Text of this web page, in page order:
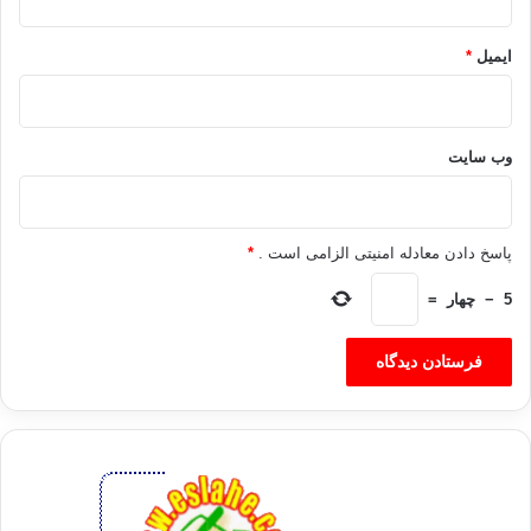
گیرید.
برخی تکنیک های مبتنی بر ایدۀ خط زمانی یافت می شوند که به اعتبار
آن ها توانایی می یابید. ساختمان عصب شناختی خاطرات گذشته تان را
این خاطرات را برای دست یابی به نتایج مطلوب خود در زمان حال،
دستکاری کنید. می توانید از روی اختیار آن ها را تغییر دهید( درست
همین طور که در روز هفتم ، از طریق تغییر عناصر زیر حسی با هدف
هر یک از ما، یک خط زمانی منحصر به خود داریم. مثلاً،این موضوع را
که ما با وجود تشکیل شدن زمان از واحدهای استاندارد بر روی صفحه
افراد ظاهراً « برای هر چیزی در جهان وقت دارند»، در حالی که دیگران
حتی برای« چند ساعت در روز» هم وقت کافی در اختیار ندارند. معلوم
می شود که این واقعیت ، الزاماً نوع کاری را که در اختیار دارید یا آنچه
را عملاً از وقت خود کسب می کنید ، منعکس نمی کند. در عوض،
واقعیت اشاره شده، باز تابگر شخصیت یا شیوه ی فکری، و به خصوص
کسی بروید که سرش شلوغ است.»،این موضوع را به خوبی تصویر می
سازد، نوع استنباط درونی شما از زمان، تأثیری را که این عامل بر شما
ایمیل *
وب‌ سایت
پاسخ دادن معادله امنیتی الزامی است . *
5
− چهار =